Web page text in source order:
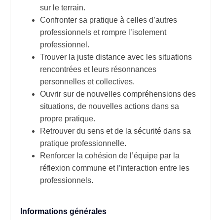
sur le terrain.
Confronter sa pratique à celles d’autres
professionnels et rompre l’isolement
professionnel.
Trouver la juste distance avec les situations
rencontrées et leurs résonnances
personnelles et collectives.
Ouvrir sur de nouvelles compréhensions des
situations, de nouvelles actions dans sa
propre pratique.
Retrouver du sens et de la sécurité dans sa
pratique professionnelle.
Renforcer la cohésion de l’équipe par la
réflexion commune et l’interaction entre les
professionnels.
Informations générales